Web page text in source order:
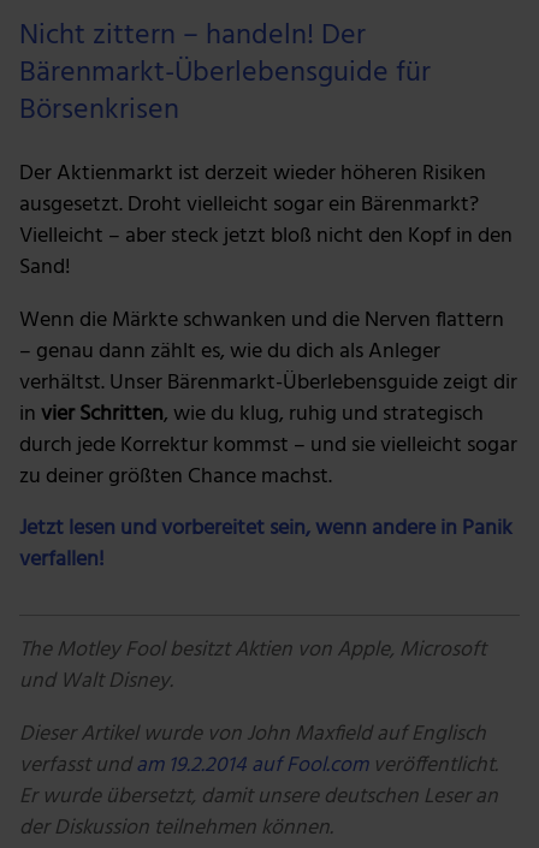
Nicht zittern – handeln! Der
Bärenmarkt-Überlebensguide für
Börsenkrisen
Der Aktienmarkt ist derzeit wieder höheren Risiken
ausgesetzt. Droht vielleicht sogar ein Bärenmarkt?
Vielleicht – aber steck jetzt bloß nicht den Kopf in den
Sand!
Wenn die Märkte schwanken und die Nerven flattern
– genau dann zählt es, wie du dich als Anleger
verhältst. Unser Bärenmarkt-Überlebensguide zeigt dir
invier Schritten, wie du klug, ruhig und strategisch
durch jede Korrektur kommst – und sie vielleicht sogar
zu deiner größten Chance machst.
Jetzt lesen und vorbereitet sein, wenn andere in Panik
verfallen!
The Motley Fool besitzt Aktien von Apple, Microsoft
und Walt Disney.
Dieser Artikel wurde von John Maxfield auf Englisch
verfasst undam 19.2.2014 auf Fool.comveröffentlicht.
Er wurde übersetzt, damit unsere deutschen Leser an
der Diskussion teilnehmen können.